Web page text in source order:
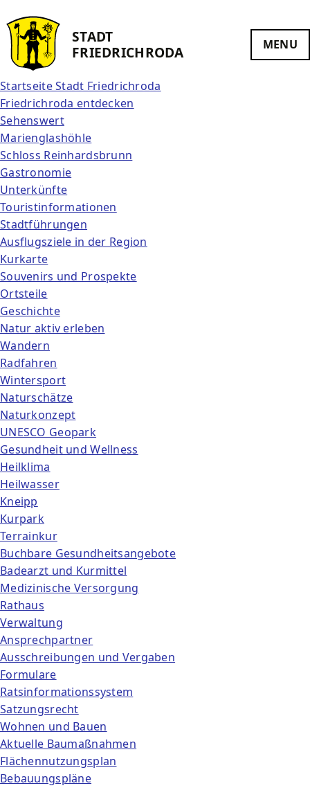
STADT
FRIEDRICH­RODA
MENU
Startseite Stadt Friedrichroda
Friedrichroda entdecken
Sehenswert
Marienglashöhle
Schloss Reinhardsbrunn
Gastronomie
Unterkünfte
Touristinformationen
Stadtführungen
Ausflugsziele in der Region
Kurkarte
Souvenirs und Prospekte
Ortsteile
Geschichte
Natur aktiv erleben
Wandern
Radfahren
Wintersport
Naturschätze
Naturkonzept
UNESCO Geopark
Gesundheit und Wellness
Heilklima
Heilwasser
Kneipp
Kurpark
Terrainkur
Buchbare Gesundheitsangebote
Badearzt und Kurmittel
Medizinische Versorgung
Rathaus
Verwaltung
Ansprechpartner
Ausschreibungen und Vergaben
Formulare
Ratsinformationssystem
Satzungsrecht
Wohnen und Bauen
Aktuelle Baumaßnahmen
Flächennutzungsplan
Bebauungspläne